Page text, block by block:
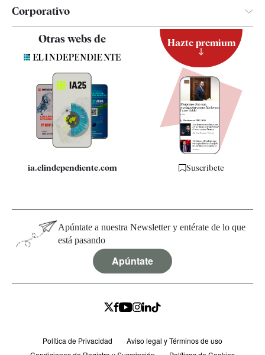
Corporativo
Contacto
Quiénes somos
Especificaciones
Otras webs de
ia.elindependiente.com
Hazte premium
Suscríbete
Apúntate a nuestra Newsletter y entérate de lo que
está pasando
Apúntate
Política de Privacidad
Aviso legal y Términos de uso